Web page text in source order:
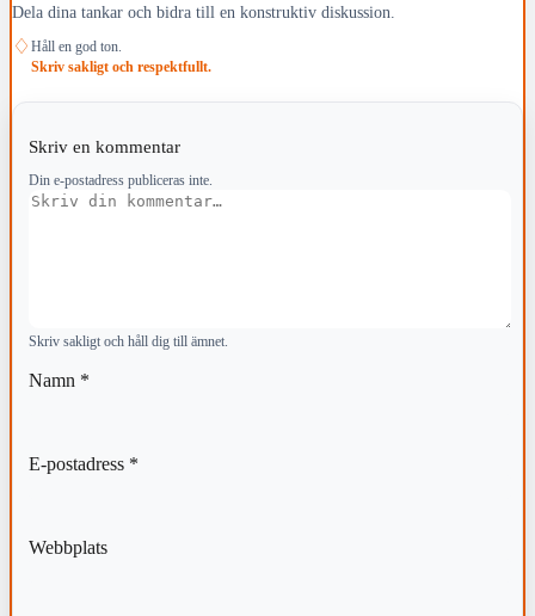
Dela dina tankar och bidra till en konstruktiv diskussion.
♢ Håll en god ton.
Skriv sakligt och respektfullt.
Skriv en kommentar
Din e-postadress publiceras inte.
Kommentar
Skriv sakligt och håll dig till ämnet.
Namn *
E-postadress *
Webbplats